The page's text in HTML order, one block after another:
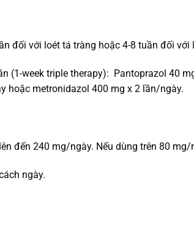
đối với loét tá tràng hoặc 4-8 tuần đối với
(1-week triple therapy): Pantoprazol 40
hoặc metronidazol 400 mg x 2 lần/ngày.
đến 240 mg/ngày. Nếu dùng trên 80 mg/
ngày.